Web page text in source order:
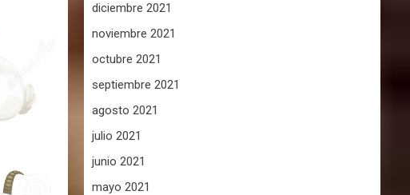
diciembre 2021
noviembre 2021
octubre 2021
septiembre 2021
agosto 2021
julio 2021
junio 2021
mayo 2021